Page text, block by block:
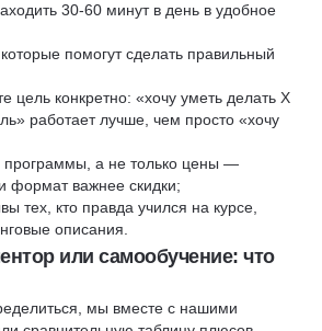
30-60 минут в день в удобное
помогут сделать правильный
цель конкретно: «хочу уметь делать X
работает лучше, чем просто «хочу
программы, а не только цены —
формат важнее скидки;
тех, кто правда учился на курсе,
описания.
или самообучение: что
мы вместе с нашими